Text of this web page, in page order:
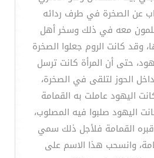
عن الصخرة في طرف ردائه
معه في ذلك وسخر أهل
وقد كانت الروم جعلوا الصخرة
حتى أن المرأة كانت ترسل
الحوز لتلقى في الصخرة،
اليهود عاملت به القمامة
اليهود صلبوا فيه المصلوب،
القمامة فلأجل ذلك سمي
وانسحب هذا الاسم على